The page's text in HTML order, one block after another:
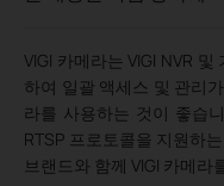
VIGI 카메라는 VIGI NVR
하여 일괄 액세스 및 관리
라를 사용하는 것이 좋습
RTSP 프로토콜을 지원하
브랜드와 함께 VIGI 카메라